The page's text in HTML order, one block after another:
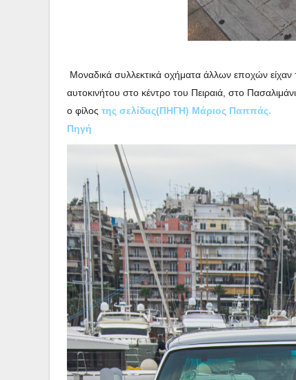
Μοναδικά συλλεκτικά οχήματα άλλων εποχών
αυτοκινήτου στο κέντρο του Πειραιά, στο
ο φίλος της σελίδας(ΠΗΓΗ) Μάριος Παππάς.
Πηγή